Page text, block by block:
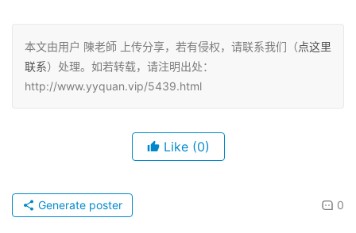
本文由用户 陳老師 上传分享，若有侵权，请联系我们（点这里
联系）处理。如若转载，请注明出处：
http://www.yyquan.vip/5439.html
Like (0)
0
Generate poster